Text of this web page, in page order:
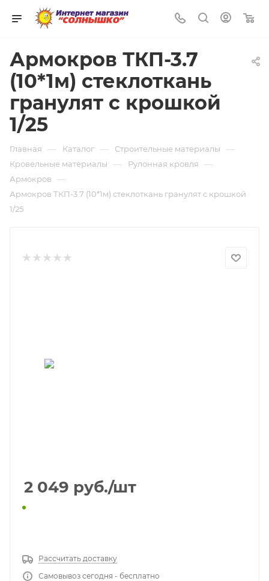
Армокров ТКП-3.7
(10*1м) стеклоткань
гранулят с крошкой
1/25
Главная — Каталог — Строительные материалы —
Кровельные материалы — Рулонная кровля —
Армокров —
Армокров ТКП-3.7 (10*1м) стеклоткань гранулят с крошкой
1/25
2 049 руб./шт
Рассчитать доставку
Самовывоз сегодня - бесплатно